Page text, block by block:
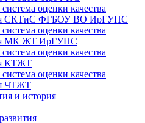
оценки качества
СКТиС ФГБОУ ВО ИрГУПС
оценки качества
МК ЖТ ИрГУПС
оценки качества
КТЖТ
оценки качества
ЧТЖТ
и история